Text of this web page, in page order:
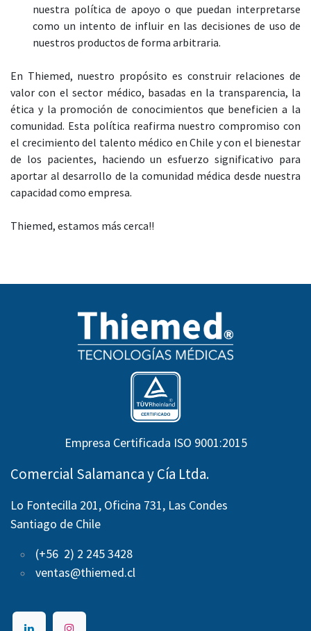
nuestra política de apoyo o que puedan interpretarse
como un intento de influir en las decisiones de uso de
nuestros productos de forma arbitraria.
En Thiemed, nuestro propósito es construir relaciones de
valor con el sector médico, basadas en la transparencia, la
ética y la promoción de conocimientos que beneficien a la
comunidad. Esta política reafirma nuestro compromiso con
el crecimiento del talento médico en Chile y con el bienestar
de los pacientes, haciendo un esfuerzo significativo para
aportar al desarrollo de la comunidad médica desde nuestra
capacidad como empresa.
Thiemed, estamos más cerca!!
Empresa Certificada ISO 9001:2015
Comercial Salamanca y Cía Ltda.
Lo Fontecilla 201, Oficina 731, Las Condes
Santiago de Chile
(+56 2) 2 245 3428
ventas@thiemed.cl